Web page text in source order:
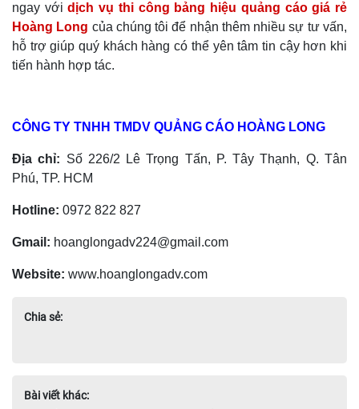
ngay vớidịch vụ thi công bảng hiệu quảng cáo giá rẻ
Hoàng Long của chúng tôi để nhận thêm nhiều sự tư vấn,
hỗ trợ giúp quý khách hàng có thể yên tâm tin cậy hơn khi
tiến hành hợp tác.
CÔNG TY TNHH TMDV QUẢNG CÁO HOÀNG LONG
Địa chỉ: Số 226/2 Lê Trọng Tấn, P. Tây Thạnh, Q. Tân
Phú, TP. HCM
Hotline: 0972 822 827
Gmail: hoanglongadv224@gmail.com
Website: www.hoanglongadv.com
Chia sẻ:
Bài viết khác: